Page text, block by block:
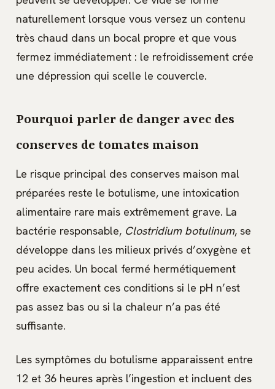
naturellement lorsque vous versez un contenu
très chaud dans un bocal propre et que vous
fermez immédiatement : le refroidissement crée
une dépression qui scelle le couvercle.
Pourquoi parler de danger avec des
conserves de tomates maison
Le risque principal des conserves maison mal
préparées reste le botulisme, une intoxication
alimentaire rare mais extrêmement grave. La
bactérie responsable, Clostridium botulinum, se
développe dans les milieux privés d’oxygène et
peu acides. Un bocal fermé hermétiquement
offre exactement ces conditions si le pH n’est
pas assez bas ou si la chaleur n’a pas été
suffisante.
Les symptômes du botulisme apparaissent entre
12 et 36 heures après l’ingestion et incluent des